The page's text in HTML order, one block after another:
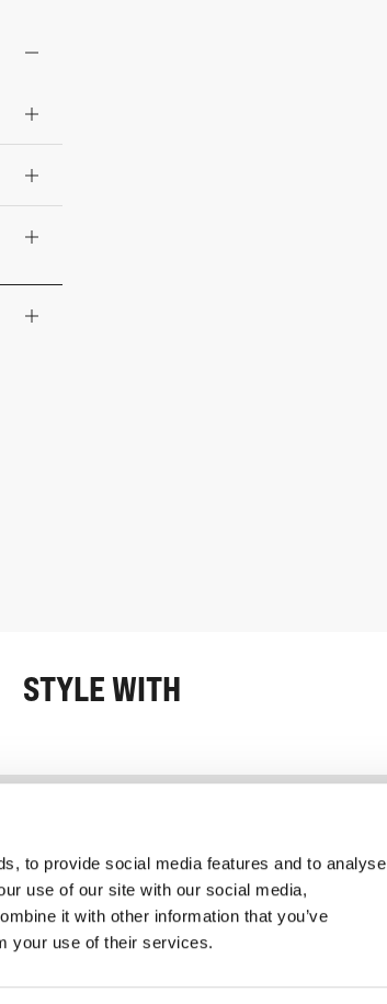
to provide social media features and to analyse
use of our site with our social media,
it with other information that you’ve
your use of their services.
STYLE WITH